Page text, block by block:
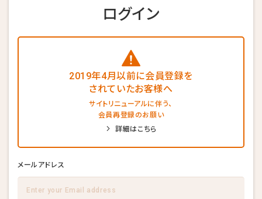
ログイン
2019年4月以前に会員登録を
されていたお客様へ
サイトリニューアルに伴う、
会員再登録のお願い
詳細はこちら
メールアドレス